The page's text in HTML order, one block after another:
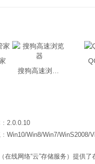
2.0.0.10
Win10/Win8/Win7/WinS2008/
在线网络“云”存储服务）提供